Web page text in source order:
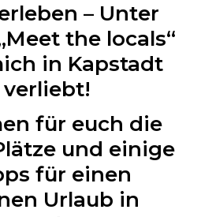
– Unter
the locals“
in Kapstadt
verliebt!
für euch die
und einige
für einen
Urlaub in